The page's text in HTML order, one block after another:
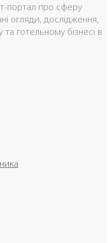
портал про сферу
огляди, дослідження,
готельному бізнесі в